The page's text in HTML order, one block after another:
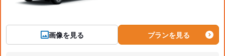
画像を見る プランを見る